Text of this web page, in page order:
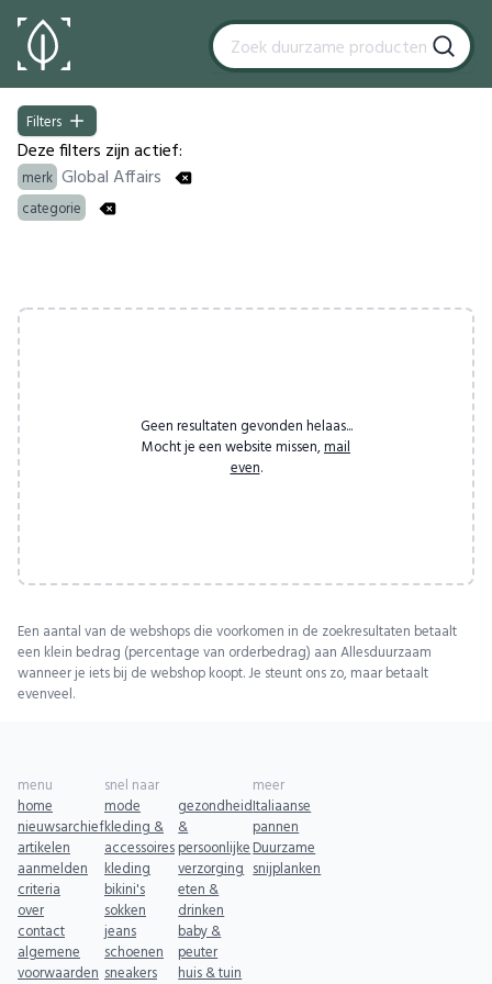
Filters
Filters
Deze filters zijn actief:
merk Global Affairs
categorie
Geen resultaten gevonden helaas...
Mocht je een website missen, mail
even.
Een aantal van de webshops die voorkomen in de zoekresultaten betaalt
een klein bedrag (percentage van orderbedrag) aan Allesduurzaam
wanneer je iets bij de webshop koopt. Je steunt ons zo, maar betaalt
evenveel.
menu
home
nieuwsarchief
artikelen
aanmelden
criteria
over
contact
algemene
voorwaarden
snel naar
mode
kleding &
accessoires
kleding
bikini's
sokken
jeans
schoenen
sneakers
gezondheid
&
persoonlijke
verzorging
eten &
drinken
baby &
peuter
huis & tuin
meer
Italiaanse
pannen
Duurzame
snijplanken